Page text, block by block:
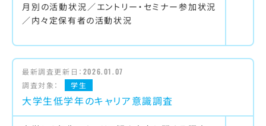
月別の活動状況／エントリー・セミナー参加状況
／内々定保有者の活動状況
最新調査更新日： 2026.01.07
調査対象：
学生
大学生低学年のキャリア意識調査